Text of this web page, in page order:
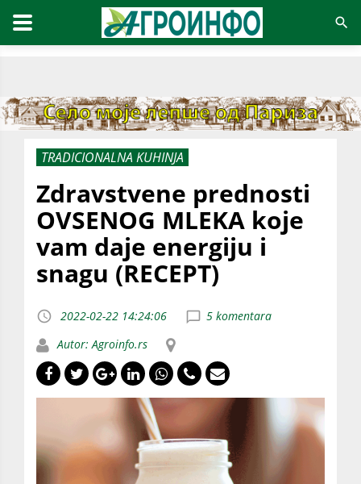
TRADICIONALNA KUHINJA
Zdravstvene prednosti
OVSENOG MLEKA koje
vam daje energiju i
snagu (RECEPT)
2022-02-22 14:24:06
5 komentara
Autor: Agroinfo.rs